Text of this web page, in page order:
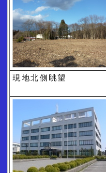
現地北側眺望